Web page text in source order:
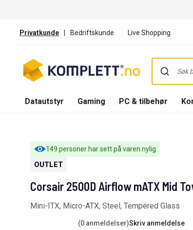
Privatkunde | Bedriftskunde Live Shopping
Datautstyr Gaming PC & tilbehør
149 personer har sett på varen nylig
OUTLET
Corsair 2500D Airflow mATX Mid
Mini-ITX, Micro-ATX, Steel, Tempered Glass
(0 anmeldelser)Skriv anmeldelse